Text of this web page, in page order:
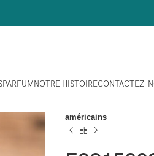
PARFUMNOTRE HISTOIRECONTACTEZ-
américains